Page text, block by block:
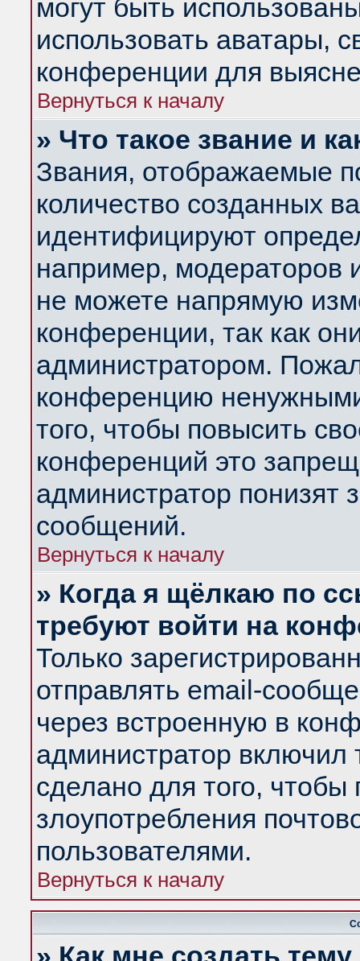
могут быть
использовать аватары,
конференции для
Вернуться к началу
» Что такое звание и
Звания, отображаемые
количество созданных
идентифицируют
например, модераторов
не можете напрямую
конференции, так как
администратором.
конференцию
того, чтобы повысить
конференций это
администратор понизят
сообщений.
Вернуться к началу
» Когда я щёлкаю по
требуют войти на
Только
отправлять email-
через встроенную в
администратор
сделано для того, чтобы
злоупотребления
пользователями.
Вернуться к началу